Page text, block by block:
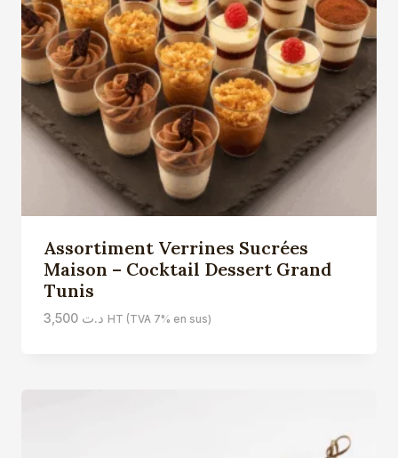
Assortiment Verrines Sucrées
Maison – Cocktail Dessert Grand
Tunis
د.ت 3,500 HT (TVA 7% en sus)